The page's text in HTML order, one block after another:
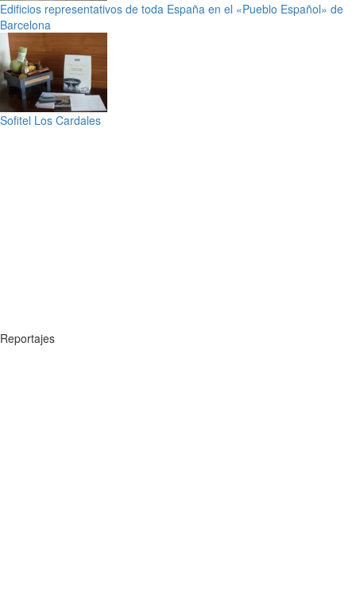
Edificios representativos de toda España en el «Pueblo Español» de
Barcelona
Sofitel Los Cardales
Reportajes